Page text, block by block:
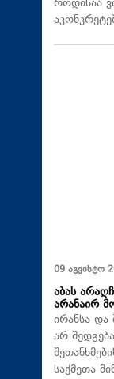
09 აგვისტო
აბას
არანაირ
ირანსა
არ
საქმეთა